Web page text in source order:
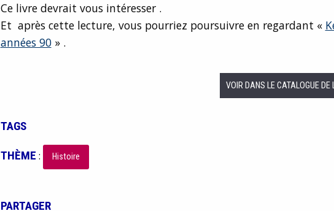
Ce livre devrait vous intéresser .
Et après cette lecture, vous pourriez poursuivre en regardant «
années 90» .
VOIR DANS LE CATALOGUE DE
TAGS
THÈME : Histoire
PARTAGER